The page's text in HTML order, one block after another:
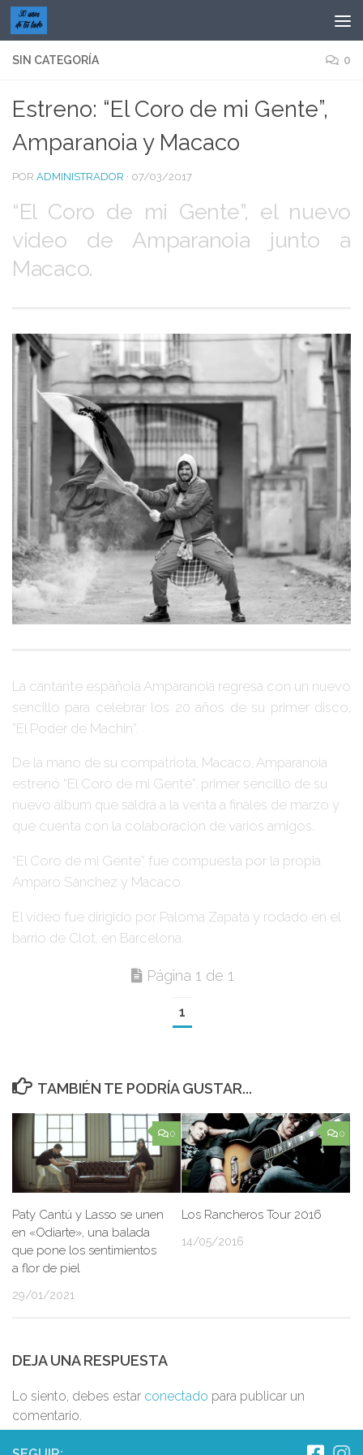
Saltar al contenido
SIN CATEGORÍA 0
Estreno: “El Coro de mi Gente”,
Amparanoia y Macaco
POR ADMINISTRADOR · 07/03/2017
“El Coro de mi Gente”, el nuevo
video de Amparanoia junto a
Macaco.
La cantante española Amparanoia regresa con un nuevo
sencillo para celebrar los 20 años de su primer disco,
”El Poder de Machin”
De la mano de su compatriota, Macaco, Amparanoia
estrenó “El Coro de mi Gente”, primer sencillo de su
nuevo álbum que saldrá a la venta a finales de marzo y
que cuenta con la colaboración de varios amigos.
“El Coro de mi Gente” fue compuesta por la propia
Amparo Sánchez y Macaco.
El video fue dirigido por Paloma Zapata y rodado en el
barrio de Clot, en Barcelona.
Página 1 de 1
1
TAMBIÉN TE PODRÍA GUSTAR...
0
Paty Cantú y Lasso se unen
en «Odiarte», una balada
que pone los sentimientos
a flor de piel
29/01/2021
0
Los Rancheros Tour 2016
14/05/2016
DEJA UNA RESPUESTA
Lo siento, debes estar conectado para publicar un
comentario.